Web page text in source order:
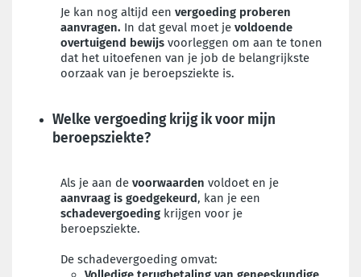
Je kan nog altijd een vergoeding proberen
aanvragen. In dat geval moet je voldoende
overtuigend bewijs voorleggen om aan te tonen
dat het uitoefenen van je job de belangrijkste
oorzaak van je beroepsziekte is.
Welke vergoeding krijg ik voor mijn
beroepsziekte?
Als je aan de voorwaarden voldoet en je
aanvraag is goedgekeurd, kan je een
schadevergoeding krijgen voor je
beroepsziekte.
De schadevergoeding omvat: